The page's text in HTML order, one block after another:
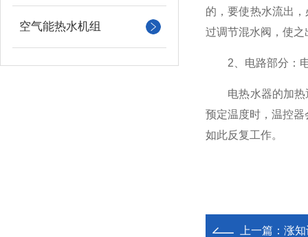
空气能热水机组
的，要使热水流出
过调节混水阀，使
2、电路部分：电
电热水器的加热通
预定温度时，温控
如此反复工作。
上一篇： 涨